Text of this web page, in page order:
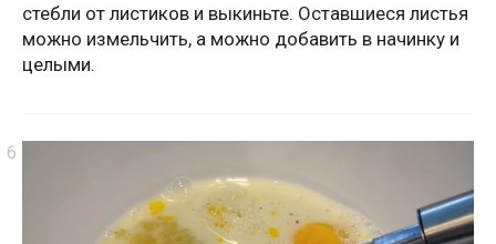
стебли от листиков и выкиньте. Оставшиеся листья
можно измельчить, а можно добавить в начинку и
целыми.